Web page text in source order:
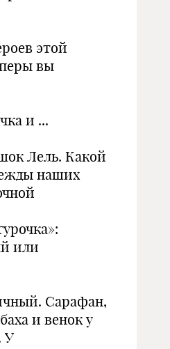
этой
вы
и ...
Лель. Какой
наших
или
Сарафан,
и венок у
У